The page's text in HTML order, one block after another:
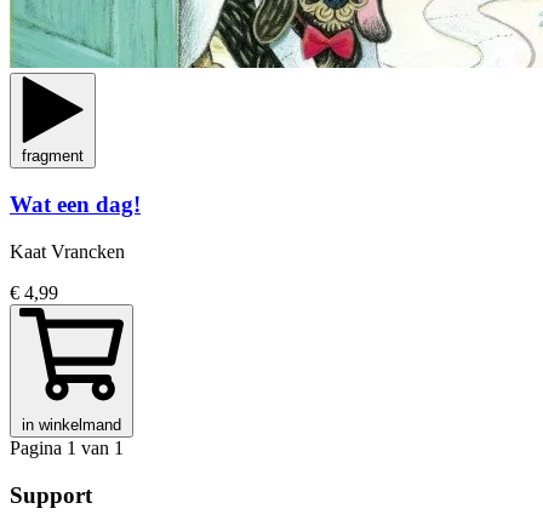
fragment
Wat een dag!
Kaat Vrancken
€ 4,99
in winkelmand
Pagina 1 van 1
Support